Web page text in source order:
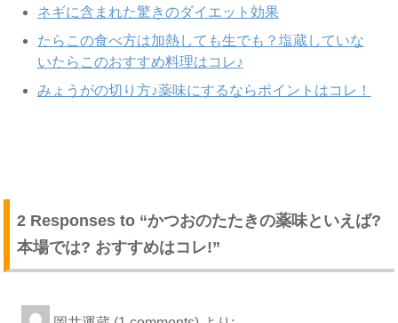
ネギに含まれた驚きのダイエット効果
たらこの食べ方は加熱しても生でも？塩蔵していな
いたらこのおすすめ料理はコレ♪
みょうがの切り方♪薬味にするならポイントはコレ！
2 Responses to “かつおのたたきの薬味といえば?
本場では? おすすめはコレ!”